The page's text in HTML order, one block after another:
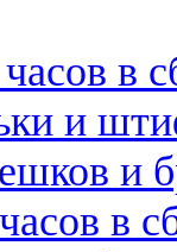
в
и
и
в